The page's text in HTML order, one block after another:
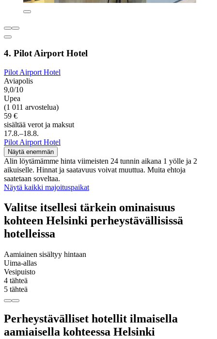
4. Pilot Airport Hotel
Pilot Airport Hotel
Aviapolis
9,0/10
Upea
(1 011 arvostelua)
59 €
sisältää verot ja maksut
17.8.–18.8.
Pilot Airport Hotel
Näytä enemmän
Alin löytämämme hinta viimeisten 24 tunnin aikana 1 yölle ja 2
aikuiselle. Hinnat ja saatavuus voivat muuttua. Muita ehtoja
saatetaan soveltaa.
Näytä kaikki majoituspaikat
Valitse itsellesi tärkein ominaisuus
kohteen Helsinki perheystävällisissä
hotelleissa
Aamiainen sisältyy hintaan
Uima-allas
Vesipuisto
4 tähteä
5 tähteä
Perheystävälliset hotellit ilmaisella
aamiaisella kohteessa Helsinki